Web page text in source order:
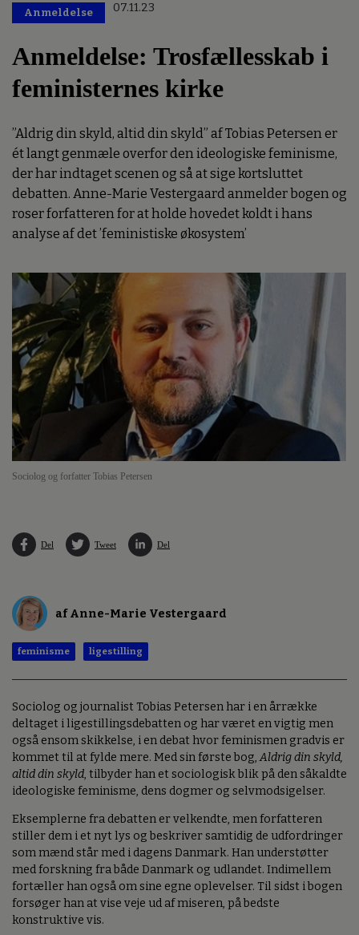
Anmeldelse 07.11.23
Anmeldelse: Trosfællesskab i
feministernes kirke
”Aldrig din skyld, altid din skyld” af Tobias Petersen er
ét langt genmæle overfor den ideologiske feminisme,
der har indtaget scenen og så at sige kortsluttet
debatten. Anne-Marie Vestergaard anmelder bogen og
roser forfatteren for at holde hovedet koldt i hans
analyse af det ’feministiske økosystem’
Sociolog og forfatter Tobias Petersen
Del Tweet Del
af Anne-Marie Vestergaard
feminisme ligestilling
Sociolog og journalist Tobias Petersen har i en årrække
deltaget i ligestillingsdebatten og har været en vigtig men
også ensom skikkelse, i en debat hvor feminismen gradvis er
kommet til at fylde mere. Med sin første bog,Aldrig din skyld,
altid din skyld, tilbyder han et sociologisk blik på den såkaldte
ideologiske feminisme, dens dogmer og selvmodsigelser.
Eksemplerne fra debatten er velkendte, men forfatteren
stiller dem i et nyt lys og beskriver samtidig de udfordringer
som mænd står med i dagens Danmark. Han understøtter
med forskning fra både Danmark og udlandet. Indimellem
fortæller han også om sine egne oplevelser. Til sidst i bogen
forsøger han at vise veje ud af miseren, på bedste
konstruktive vis.